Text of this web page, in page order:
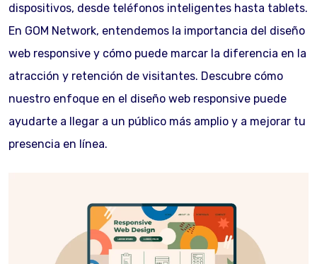
dispositivos, desde teléfonos inteligentes hasta tablets.
En GOM Network, entendemos la importancia del diseño
web responsive y cómo puede marcar la diferencia en la
atracción y retención de visitantes. Descubre cómo
nuestro enfoque en el diseño web responsive puede
ayudarte a llegar a un público más amplio y a mejorar tu
presencia en línea.